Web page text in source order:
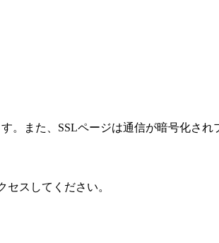
また、SSLページは通信が暗号化され
スしてください。